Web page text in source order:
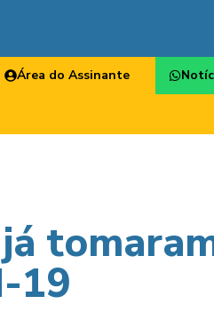
Área do Assinante
19